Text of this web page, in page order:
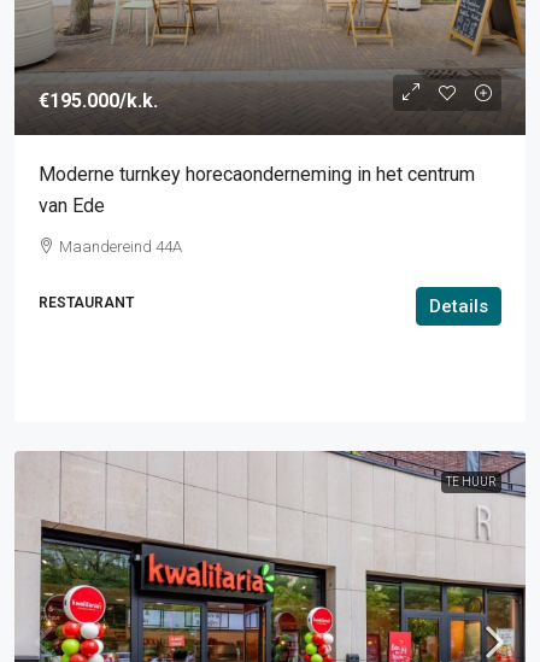
€195.000/k.k.
Moderne turnkey horecaonderneming in het centrum
van Ede
Maandereind 44A
RESTAURANT Details
TE HUUR